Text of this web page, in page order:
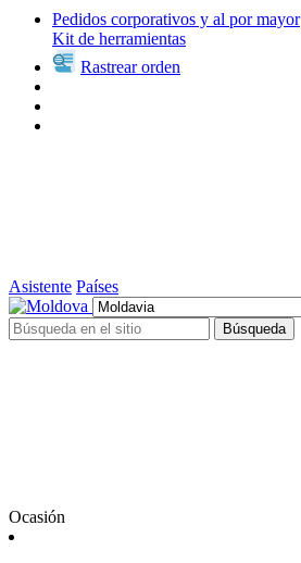
Pedidos corporativos y al por mayor
Kit de herramientas
Rastrear orden
Asistente Países
Búsqueda
Ocasión